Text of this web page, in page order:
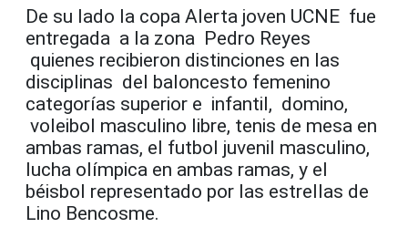
De su lado la copa Alerta joven UCNE fue
entregada a la zona Pedro Reyes
quienes recibieron distinciones en las
disciplinas del baloncesto femenino
categorías superior e infantil, domino,
voleibol masculino libre, tenis de mesa en
ambas ramas, el futbol juvenil masculino,
lucha olímpica en ambas ramas, y el
béisbol representado por las estrellas de
Lino Bencosme.